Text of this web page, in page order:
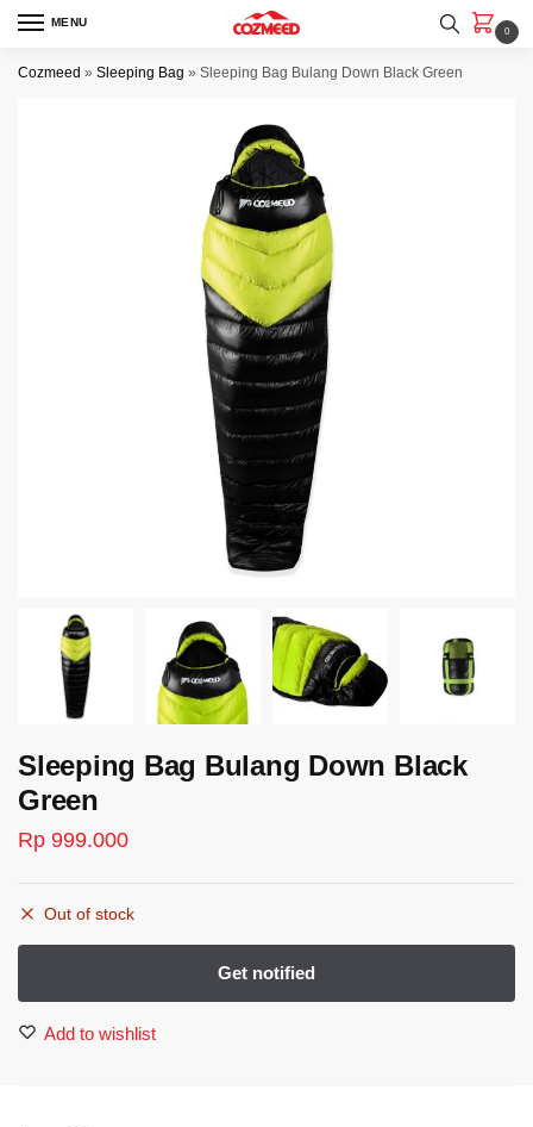
Skip
navigation
Skip
content
MENU
0
Cozmeed » Sleeping Bag » Sleeping Bag Bulang Down Black Green
Sleeping Bag Bulang Down Black
Green
Rp 999.000
Out of stock
Add to wishlist